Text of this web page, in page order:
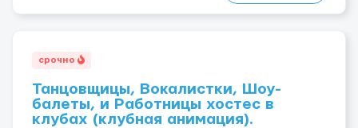
срочно
Танцовщицы, Вокалистки, Шоу-
балеты, и Работницы хостес в
клубах (клубная анимация).